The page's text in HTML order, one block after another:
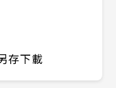
存下載